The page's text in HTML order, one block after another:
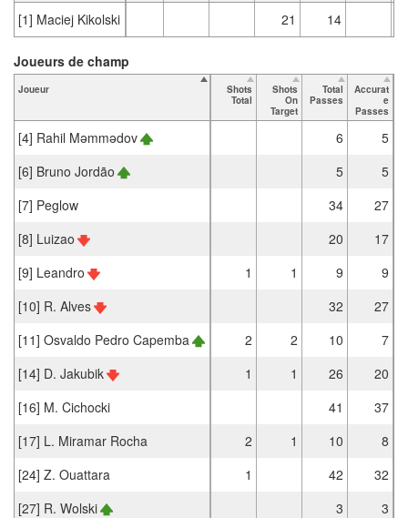
[1] Maciej Kikolski 21 14
Joueur
Shots
Total
Shots
On
Target
Total
Passes
Accurat
e
Passes
[4] Rahil Məmmədov 6
5
[6] Bruno Jordão
5
5
[7] Peglow
34
27
[8] Luizao
20
17
[9] Leandro
1 1 9
9
[10] R. Alves
32
27
[11] Osvaldo Pedro Capemba
2 2 10
7
[14] D. Jakubik
1 1 26
20
[16] M. Cichocki
41
37
[17] L. Miramar Rocha
2 1 10
8
[24] Z. Ouattara
1 42
32
[27] R. Wolski
3
3
Joueurs de champ